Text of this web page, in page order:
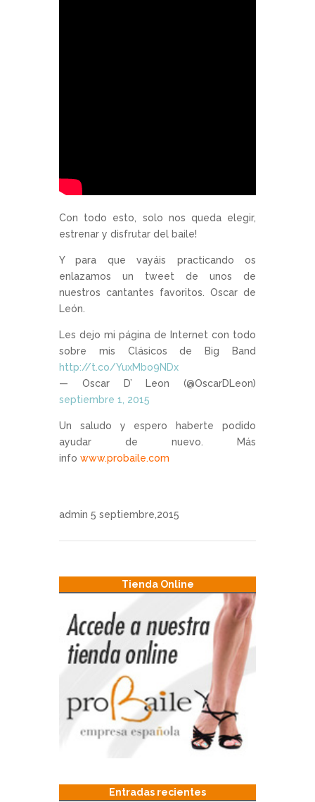
Con todo esto, solo nos queda elegir,
estrenar y disfrutar del baile!
Y para que vayáis practicando os
enlazamos un tweet de unos de
nuestros cantantes favoritos. Oscar de
León.
Les dejo mi página de Internet con todo
sobre mis Clásicos de Big Band
http://t.co/YuxMbo9NDx
— Oscar D’ Leon (@OscarDLeon)
septiembre 1, 2015
Un saludo y espero haberte podido
ayudar de nuevo. Más
info www.probaile.com
admin 5 septiembre,2015
Tienda Online
Entradas recientes